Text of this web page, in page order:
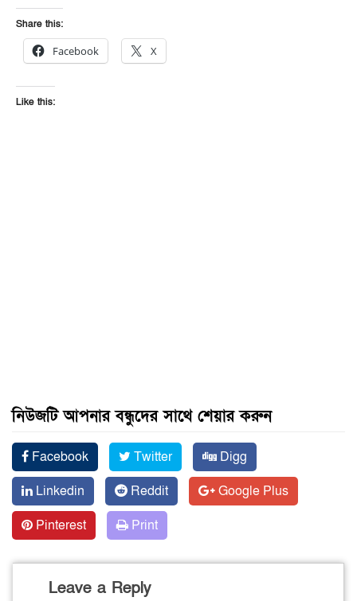
Share this:
Facebook X
Like this:
নিউজটি আপনার বন্ধুদের সাথে শেয়ার করুন
Facebook Twitter
Digg
Linkedin
Reddit
Google Plus
Pinterest
Print
Leave a Reply